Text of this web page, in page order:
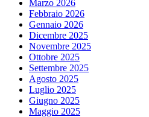
Marzo 2026
Febbraio 2026
Gennaio 2026
Dicembre 2025
Novembre 2025
Ottobre 2025
Settembre 2025
Agosto 2025
Luglio 2025
Giugno 2025
Maggio 2025